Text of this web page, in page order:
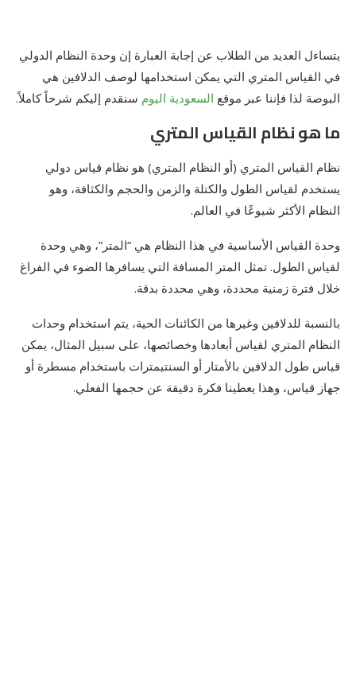
يتساءل العديد من الطلاب عن إجابة العبارة إن وحدة النظام الدولي
في القياس المتري التي يمكن استخدامها لوصف الدلافين هي
البوصة لذا فإننا عبر موقع السعودية اليوم سنقدم إليكم شرحاً كاملاً.
ما هو نظام القياس المتري
نظام القياس المتري (أو النظام المتري) هو نظام قياس دولي
يستخدم لقياس الطول والكتلة والزمن والحجم والكثافة، وهو
النظام الأكثر شيوعًا في العالم.
وحدة القياس الأساسية في هذا النظام هي “المتر”، وهي وحدة
لقياس الطول. تمثل المتر المسافة التي يسافرها الضوء في الفراغ
خلال فترة زمنية محددة، وهي محددة بدقة.
بالنسبة للدلافين وغيرها من الكائنات الحية، يتم استخدام وحدات
النظام المتري لقياس أبعادها وخصائصها، على سبيل المثال، يمكن
قياس طول الدلافين بالأمتار أو السنتيمترات باستخدام مسطرة أو
جهاز قياس، وهذا يعطينا فكرة دقيقة عن حجمها الفعلي.